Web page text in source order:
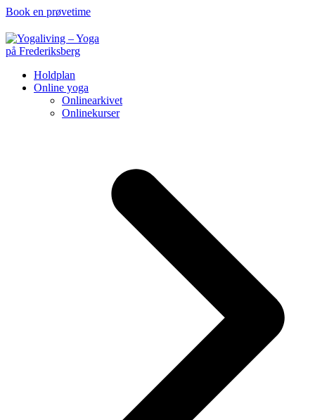
Book en prøvetime
Holdplan
Online yoga
Onlinearkivet
Onlinekurser